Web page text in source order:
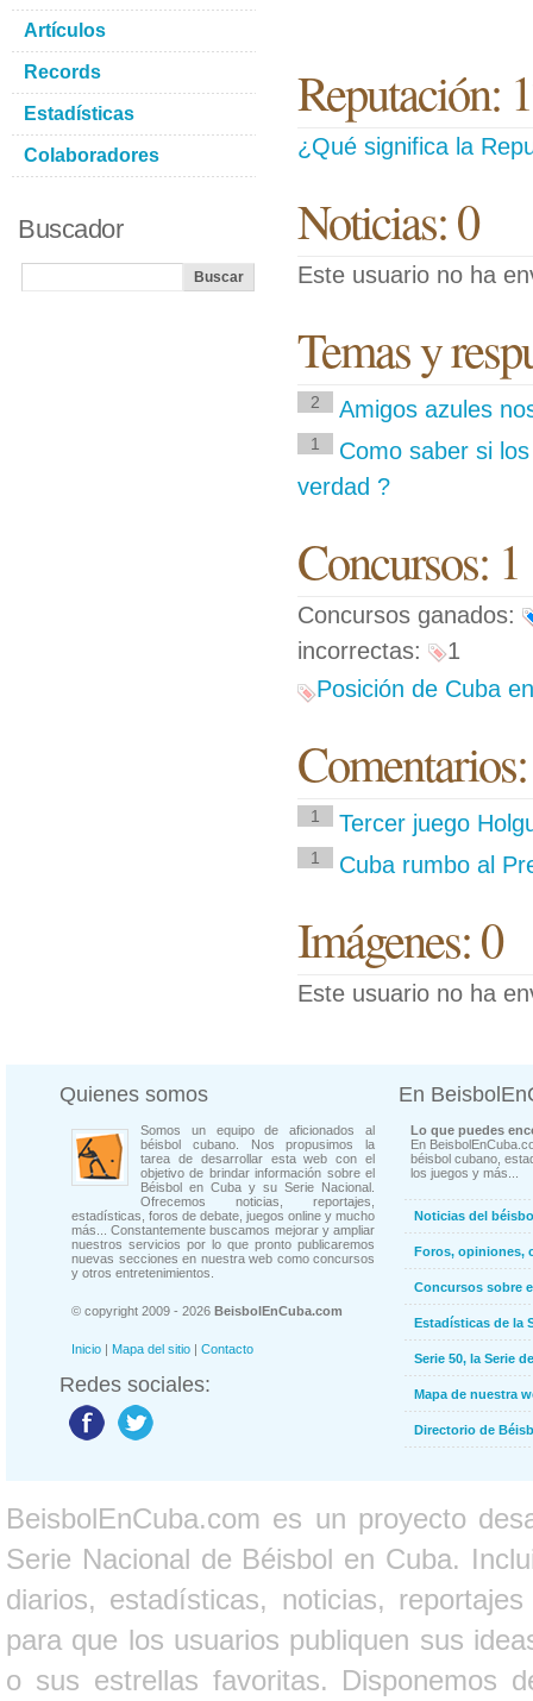
Reputación:
¿Qué significa la
Noticias: 0
Este usuario no ha
Temas y
2 Amigos azules
1
Como saber si
verdad ?
Concursos: 1
Concursos ganados:
incorrectas:
1
Posición de Cuba
1 Tercer juego
1 Cuba rumbo al
Imágenes: 0
Este usuario no ha
Artículos
Records
Estadísticas
Colaboradores
Buscador
Quienes somos
Somos un equipo de aficionados al
béisbol cubano. Nos propusimos la
tarea de desarrollar esta web con el
objetivo de brindar información sobre el
Béisbol en Cuba y su Serie Nacional.
Ofrecemos noticias, reportajes,
estadísticas, foros de debate, juegos online y mucho
más... Constantemente buscamos mejorar y ampliar
nuestros servicios por lo que pronto publicaremos
nuevas secciones en nuestra web como concursos
y otros entretenimientos.
© copyright 2009 - 2026 BeisbolEnCuba.com
Inicio | Mapa del sitio | Contacto
Redes sociales:
En
Lo que puedes
En
béisbol cubano,
los juegos y más...
Noticias del
Foros, opiniones,
Concursos sobre
Estadísticas de la
Serie 50, la Serie
Mapa de nuestra
Directorio de
BeisbolEnCuba.com es un proyecto
Serie Nacional de Béisbol en Cuba.
diarios, estadísticas, noticias,
para que los usuarios publiquen sus
o sus estrellas favoritas. Disponemos